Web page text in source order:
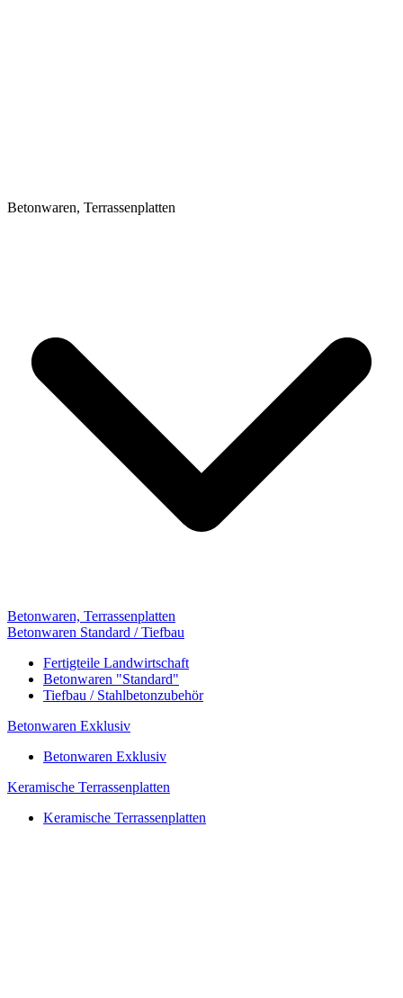
Betonwaren, Terrassenplatten
Betonwaren, Terrassenplatten
Betonwaren Standard / Tiefbau
Fertigteile Landwirtschaft
Betonwaren "Standard"
Tiefbau / Stahlbetonzubehör
Betonwaren Exklusiv
Betonwaren Exklusiv
Keramische Terrassenplatten
Keramische Terrassenplatten